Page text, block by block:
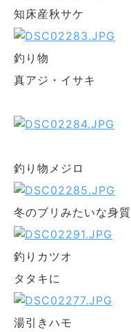
知床産秋サケ
釣り物
真アジ・イサキ
釣り物メジロ
冬のブリみたいな身質
釣りカツオ
タタキに
湯引きハモ